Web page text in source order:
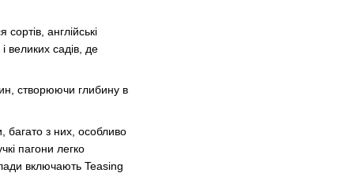
англійські
великих садів, де
створюючи глибину в
багато з них, особливо
пагони легко
включають Teasing